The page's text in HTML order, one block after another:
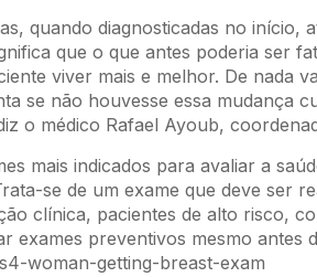
quando diagnosticadas no
que o que antes poderia ser
viver mais e melhor. De nada
se não houvesse essa mudança
o médico Rafael Ayoub,
mais indicados para avaliar a
se de um exame que deve ser
clínica, pacientes de alto risco,
exames preventivos mesmo antes